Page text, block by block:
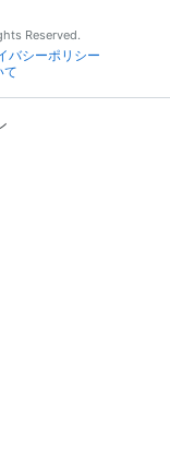
Reserved.
バシーポリシー
て